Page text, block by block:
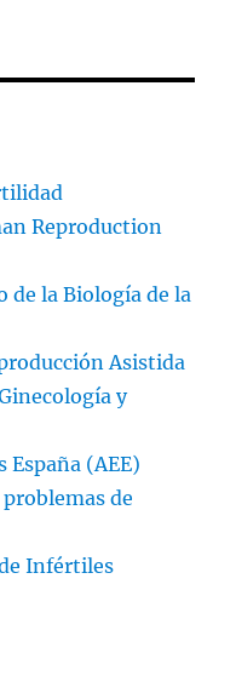
Reproduction
de la Biología de la
Asistida
y
(AEE)
de
Infértiles